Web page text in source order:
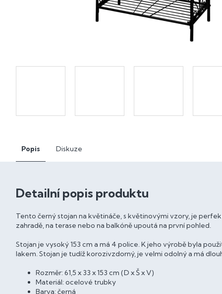
Popis Diskuze
Detailní popis produktu
Tento černý stojan na květináče, s květinovými vzory, je
zahradě, na terase nebo na balkóně upoutá na první pohled.
Stojan je vysoký 153 cm a má 4 police. K jeho výrobě byla
lakem. Stojan je tudíž korozivzdorný, je velmi odolný a má
Rozměr: 61,5 x 33 x 153 cm (D x Š x V)
Materiál: ocelové trubky
Barva: černá